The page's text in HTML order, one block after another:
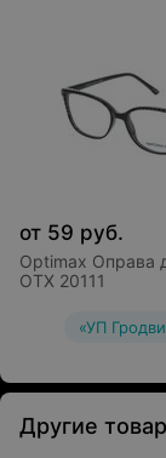
от 59 руб.
Optimax Оправа
OTX 20111
«УП
Другие